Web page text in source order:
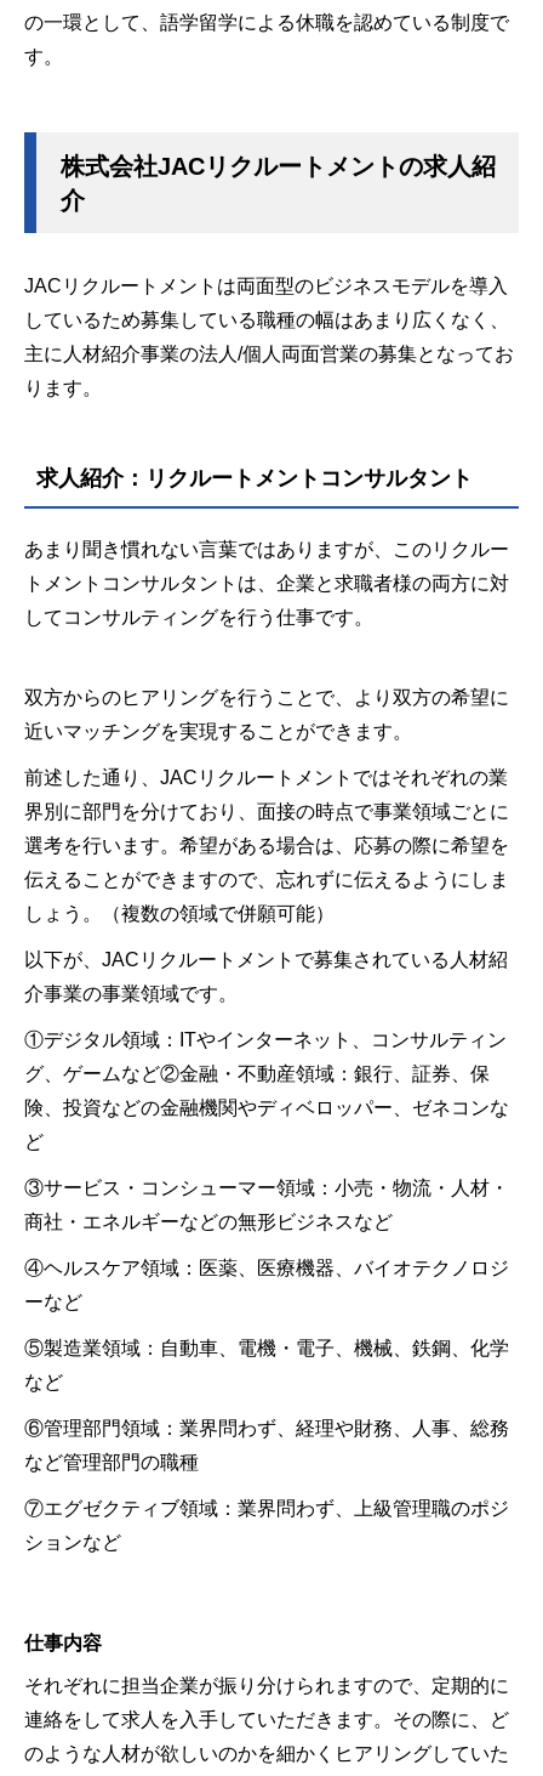
の一環として、語学留学による休職を認めている制度で
す。
株式会社JACリクルートメントの求人紹
介
JACリクルートメントは両面型のビジネスモデルを導入
しているため募集している職種の幅はあまり広くなく、
主に人材紹介事業の法人/個人両面営業の募集となってお
ります。
求人紹介：リクルートメントコンサルタント
あまり聞き慣れない言葉ではありますが、このリクルー
トメントコンサルタントは、企業と求職者様の両方に対
してコンサルティングを行う仕事です。
双方からのヒアリングを行うことで、より双方の希望に
近いマッチングを実現することができます。
前述した通り、JACリクルートメントではそれぞれの業
界別に部門を分けており、面接の時点で事業領域ごとに
選考を行います。希望がある場合は、応募の際に希望を
伝えることができますので、忘れずに伝えるようにしま
しょう。（複数の領域で併願可能）
以下が、JACリクルートメントで募集されている人材紹
介事業の事業領域です。
①デジタル領域：ITやインターネット、コンサルティン
グ、ゲームなど②金融・不動産領域：銀行、証券、保
険、投資などの金融機関やディベロッパー、ゼネコンな
ど
③サービス・コンシューマー領域：小売・物流・人材・
商社・エネルギーなどの無形ビジネスなど
④ヘルスケア領域：医薬、医療機器、バイオテクノロジ
ーなど
⑤製造業領域：自動車、電機・電子、機械、鉄鋼、化学
など
⑥管理部門領域：業界問わず、経理や財務、人事、総務
など管理部門の職種
⑦エグゼクティブ領域：業界問わず、上級管理職のポジ
ションなど
仕事内容
それぞれに担当企業が振り分けられますので、定期的に
連絡をして求人を入手していただきます。その際に、ど
のような人材が欲しいのかを細かくヒアリングしていた